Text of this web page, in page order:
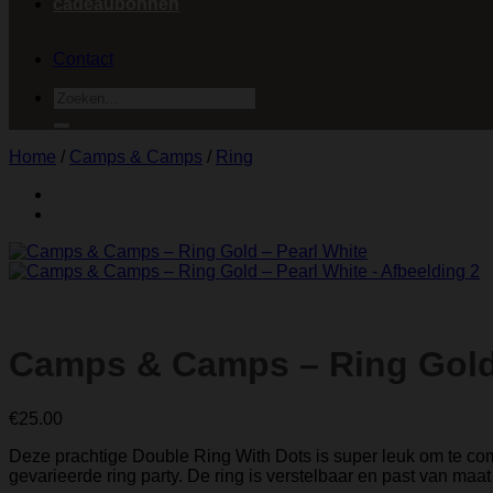
Home / Camps & Camps / Ring
Camps & Camps – Ring
€25.00
Deze prachtige Double Ring With Dots is super leuk om te
gevarieerde ring party. De ring is verstelbaar en past van